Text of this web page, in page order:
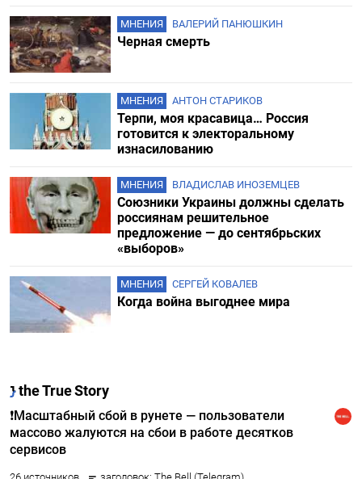
МНЕНИЯ ВАЛЕРИЙ ПАНЮШКИН
Черная смерть
МНЕНИЯ АНТОН СТАРИКОВ
Терпи, моя красавица… Россия
готовится к электоральному
изнасилованию
МНЕНИЯ ВЛАДИСЛАВ ИНОЗЕМЦЕВ
Союзники Украины должны сделать
россиянам решительное
предложение — до сентябрьских
«выборов»
МНЕНИЯ СЕРГЕЙ КОВАЛЕВ
Когда война выгоднее мира